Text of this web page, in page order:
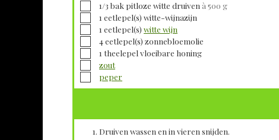
▢1/3 bak pitloze witte druiven à 500 g
▢1 eetlepel(s) witte-wijnazijn
▢1 eetlepel(s) witte wijn
▢
4eetlepel(s) zonnebloemolie
▢1 theelepel vloeibare honing
▢
zout
▢
peper
Druiven wassen en in vieren snijden.